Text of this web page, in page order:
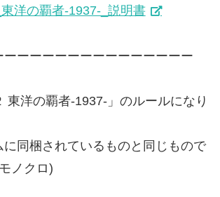
洋の覇者-1937-_説明書
ーーーーーーーーーーーーーーー
東洋の覇者-1937-」のルールになり
に同梱されているものと同じもので
ノクロ)